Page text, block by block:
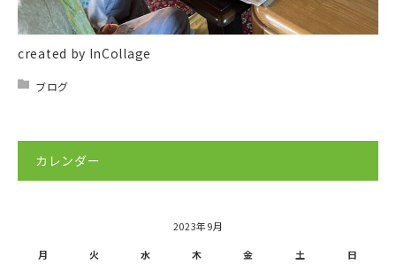
created by InCollage
ブログ
カレンダー
2023年9月
月
火 水 木 金 土
日